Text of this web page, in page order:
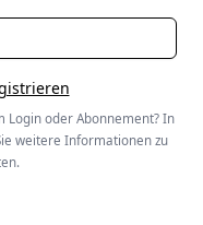
Login oder Abonnement? In
weitere Informationen zu